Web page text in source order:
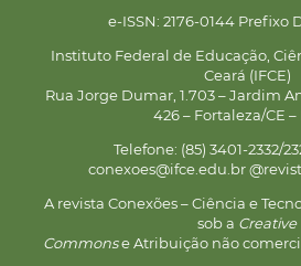
e-ISSN: 2176-0144 Prefixo
Instituto Federal de Educação,
Ceará (IFCE)
Rua Jorge Dumar, 1.703 – Jardim
426 – Fortaleza/CE –
Telefone: (85) 3401-2332/
conexoes@ifce.edu.br
A revista Conexões – Ciência e
sob a Creative
Commonse Atribuição não